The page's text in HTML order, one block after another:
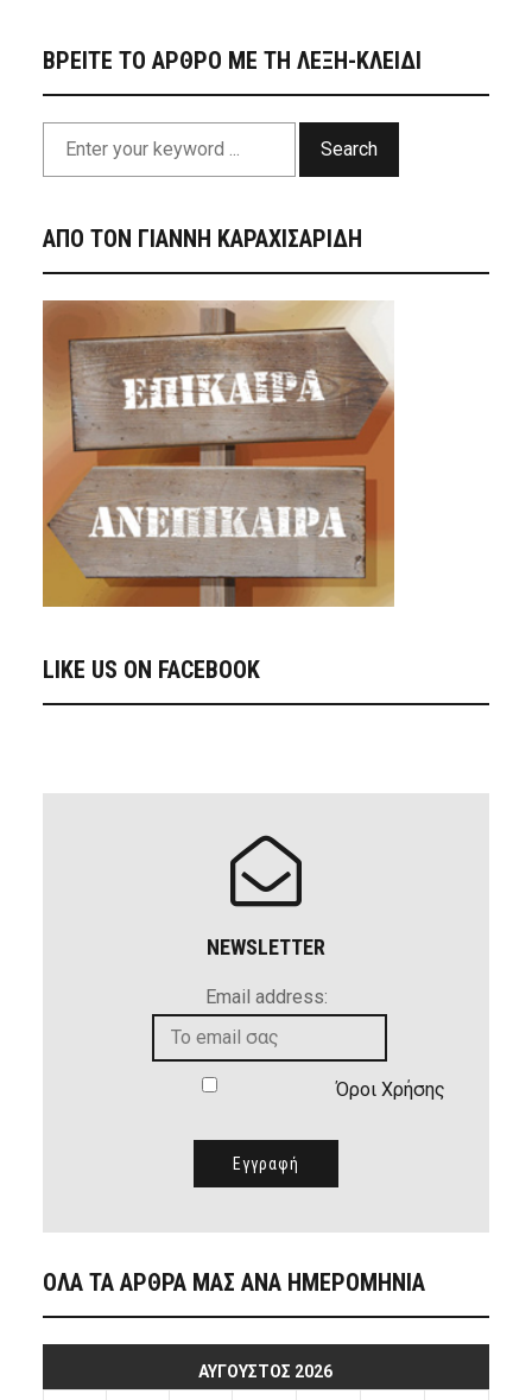
ΒΡΕΙΤΕ ΤΟ ΑΡΘΡΟ ΜΕ ΤΗ ΛΕΞΗ-ΚΛΕΙΔΙ
Search
ΑΠΟ ΤΟΝ ΓΙΑΝΝΗ ΚΑΡΑΧΙΣΑΡΙΔΗ
LIKE US ON FACEBOOK
NEWSLETTER
Email address:
Όροι Χρήσης
ΟΛΑ ΤΑ ΑΡΘΡΑ ΜΑΣ ΑΝΑ ΗΜΕΡΟΜΗΝΙΑ
ΑΎΓΟΥΣΤΟΣ 2026